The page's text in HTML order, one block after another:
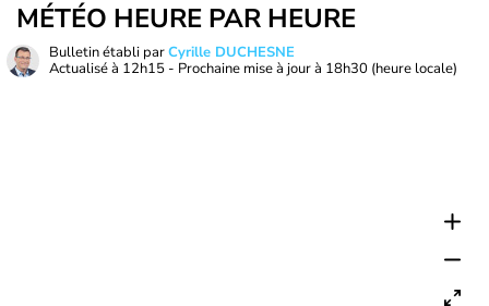
MÉTÉO HEURE PAR HEURE
Bulletin établi parCyrille DUCHESNE
Actualisé à 12h15 - Prochaine mise à jour à 18h30 (heure locale)